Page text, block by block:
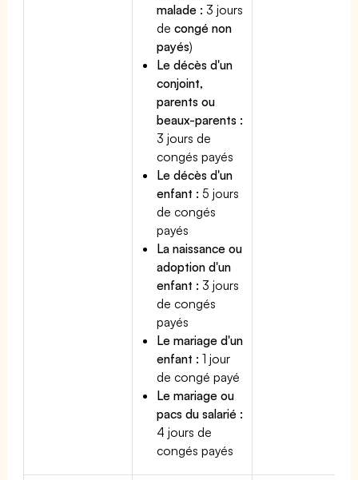
malade : 3 jours
decongé non
payés)
Le décès d'un
conjoint,
parents ou
beaux-parents :
3 jours de
congés payés
Le décès d'un
enfant : 5 jours
de congés
payés
La naissance ou
adoption d'un
enfant : 3 jours
de congés
payés
Le mariage d'un
enfant : 1 jour
de congé payé
Le mariage ou
pacs du salarié :
4 jours de
congés payés